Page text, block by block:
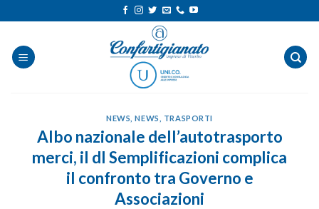
ai
contenuti
NEWS ,NEWS TRASPORTI
Albo nazionale dell’autotrasporto
merci, il dl Semplificazioni complica
il confronto tra Governo e
Associazioni